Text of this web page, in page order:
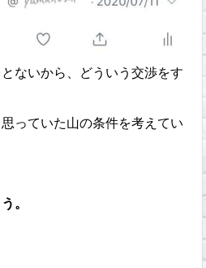
ないから、どういう交渉をす
っていた山の条件を考えてい
。